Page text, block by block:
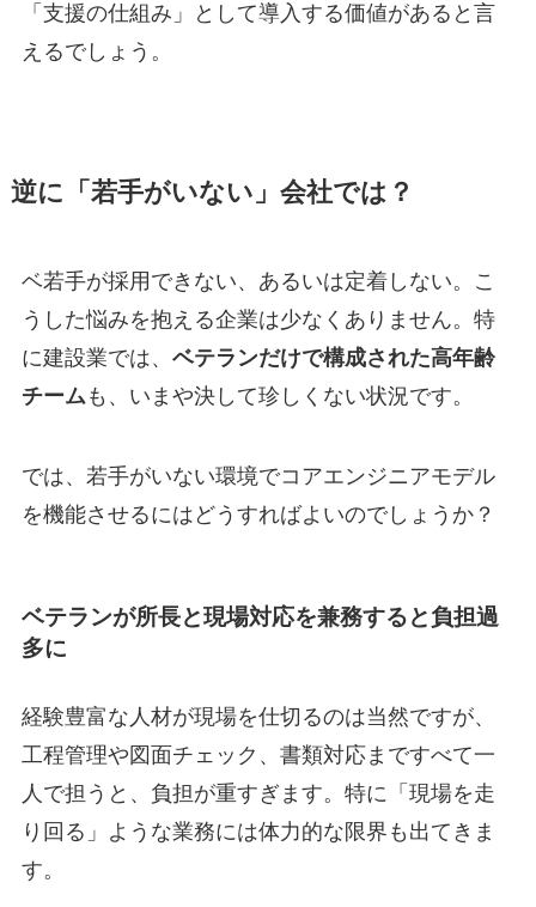
「支援の仕組み」として導入する価値があると言
えるでしょう。
逆に「若手がいない」会社では？
ベ若手が採用できない、あるいは定着しない。こ
うした悩みを抱える企業は少なくありません。特
に建設業では、 ベテランだけで構成された高年齢
チーム も、いまや決して珍しくない状況です。
では、若手がいない環境でコアエンジニアモデル
を機能させるにはどうすればよいのでしょうか？
ベテランが所長と現場対応を兼務すると負担過
多に
経験豊富な人材が現場を仕切るのは当然ですが、
工程管理や図面チェック、書類対応まですべて一
人で担うと、負担が重すぎます。特に「現場を走
り回る」ような業務には体力的な限界も出てきま
す。